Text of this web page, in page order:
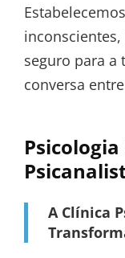
seguro para a
conversa
A Clínica